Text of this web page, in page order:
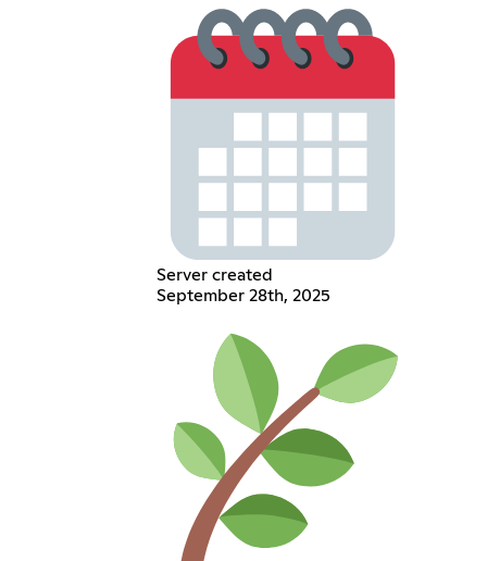
Server created
September 28th, 2025